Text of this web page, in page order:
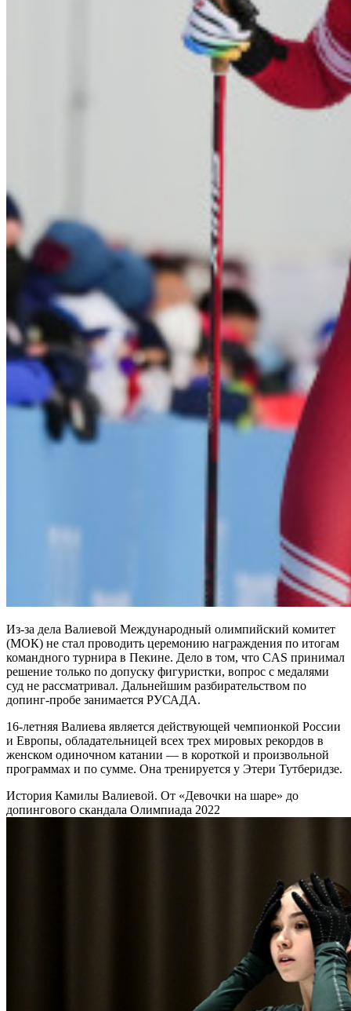
Из-за дела Валиевой Международный олимпийский комитет
(МОК) не стал проводить церемонию награждения по итогам
командного турнира в Пекине. Дело в том, что CAS принимал
решение только по допуску фигуристки, вопрос с медалями
суд не рассматривал. Дальнейшим разбирательством по
допинг-пробе занимается РУСАДА.
16-летняя Валиева является действующей чемпионкой России
и Европы, обладательницей всех трех мировых рекордов в
женском одиночном катании — в короткой и произвольной
программах и по сумме. Она тренируется у Этери Тутберидзе.
История Камилы Валиевой. От «Девочки на шаре» до
допингового скандала Олимпиада 2022